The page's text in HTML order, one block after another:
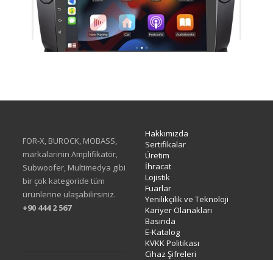
FOR-X, BUROCK, MOBASS,
markalarinin Amplifikatör,
Subwoofer, Multimedya gibi
bir çok kategoride tüm
ürünlerine ulaşabilirsiniz.
+90 444 2 567
Hakkımızda
Sertifikalar
Üretim
İhracat
Lojistik
Fuarlar
Yenilikçilik ve Teknoloji
Kariyer Olanakları
Basında
E-Katalog
KVKK Politikası
Cihaz Şifreleri